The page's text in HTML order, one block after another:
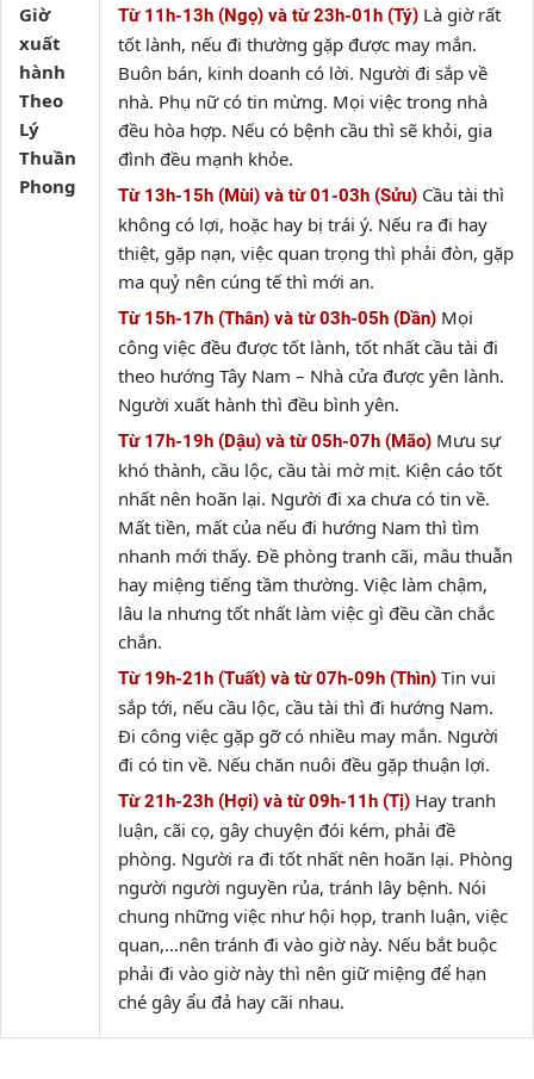
Giờ
xuất
hành
Theo
Lý
Thuần
Phong
Từ 11h-13h (Ngọ) và từ 23h-01h (Tý) Là giờ rất
tốt lành, nếu đi thường gặp được may mắn.
Buôn bán, kinh doanh có lời. Người đi sắp về
nhà. Phụ nữ có tin mừng. Mọi việc trong nhà
đều hòa hợp. Nếu có bệnh cầu thì sẽ khỏi, gia
đình đều mạnh khỏe.
Từ 13h-15h (Mùi) và từ 01-03h (Sửu) Cầu tài thì
không có lợi, hoặc hay bị trái ý. Nếu ra đi hay
thiệt, gặp nạn, việc quan trọng thì phải đòn, gặp
ma quỷ nên cúng tế thì mới an.
Từ 15h-17h (Thân) và từ 03h-05h (Dần) Mọi
công việc đều được tốt lành, tốt nhất cầu tài đi
theo hướng Tây Nam – Nhà cửa được yên lành.
Người xuất hành thì đều bình yên.
Từ 17h-19h (Dậu) và từ 05h-07h (Mão) Mưu sự
khó thành, cầu lộc, cầu tài mờ mịt. Kiện cáo tốt
nhất nên hoãn lại. Người đi xa chưa có tin về.
Mất tiền, mất của nếu đi hướng Nam thì tìm
nhanh mới thấy. Đề phòng tranh cãi, mâu thuẫn
hay miệng tiếng tầm thường. Việc làm chậm,
lâu la nhưng tốt nhất làm việc gì đều cần chắc
chắn.
Từ 19h-21h (Tuất) và từ 07h-09h (Thìn) Tin vui
sắp tới, nếu cầu lộc, cầu tài thì đi hướng Nam.
Đi công việc gặp gỡ có nhiều may mắn. Người
đi có tin về. Nếu chăn nuôi đều gặp thuận lợi.
Từ 21h-23h (Hợi) và từ 09h-11h (Tị) Hay tranh
luận, cãi cọ, gây chuyện đói kém, phải đề
phòng. Người ra đi tốt nhất nên hoãn lại. Phòng
người người nguyền rủa, tránh lây bệnh. Nói
chung những việc như hội họp, tranh luận, việc
quan,…nên tránh đi vào giờ này. Nếu bắt buộc
phải đi vào giờ này thì nên giữ miệng để hạn
ché gây ẩu đả hay cãi nhau.